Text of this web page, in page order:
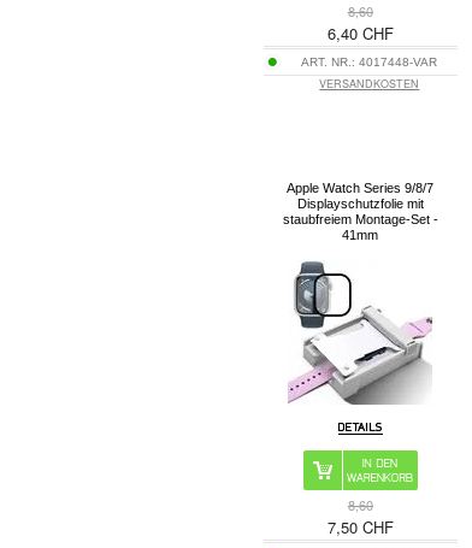
8,60
6,40 CHF
ART. NR.:4017448-VAR
VERSANDKOSTEN
Apple Watch Series 9/8/7
Displayschutzfolie mit
staubfreiem Montage-Set -
41mm
8,60
7,50 CHF